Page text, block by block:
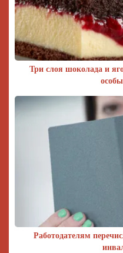
Три слоя шоколада и
Работодателям